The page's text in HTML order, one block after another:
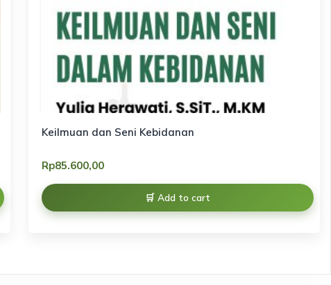
Keilmuan dan Seni Kebidanan
Rp85.600,00
Add to cart